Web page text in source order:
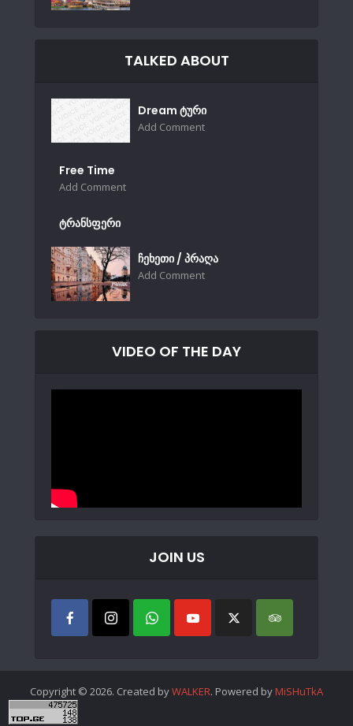
TALKED ABOUT
Dream ტური
Add Comment
Free Time
Add Comment
ტრანსფერი
ჩეხეთი / პრაღა
Add Comment
VIDEO OF THE DAY
JOIN US
Copyright © 2026. Created byWALKER. Powered byMiSHuTkA